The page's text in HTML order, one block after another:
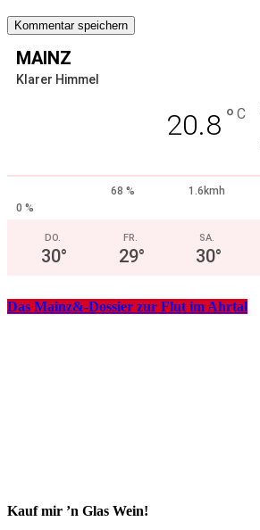
MAINZ
Klarer Himmel
20.8 ° C
68 %
1.6kmh
0 %
DO.
30°
FR.
29°
SA.
30°
Das Mainz&-Dossier zur Flut im Ahrtal
Kauf mir ’n Glas Wein!